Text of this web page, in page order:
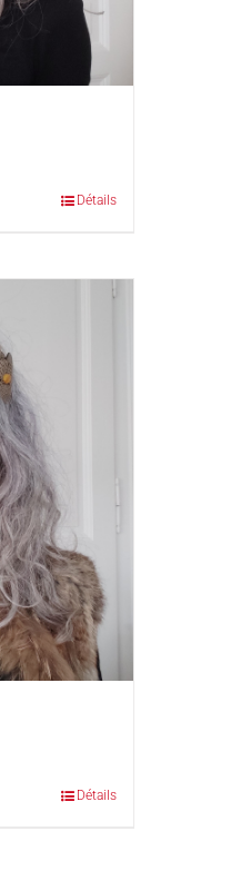
Détails
Détails